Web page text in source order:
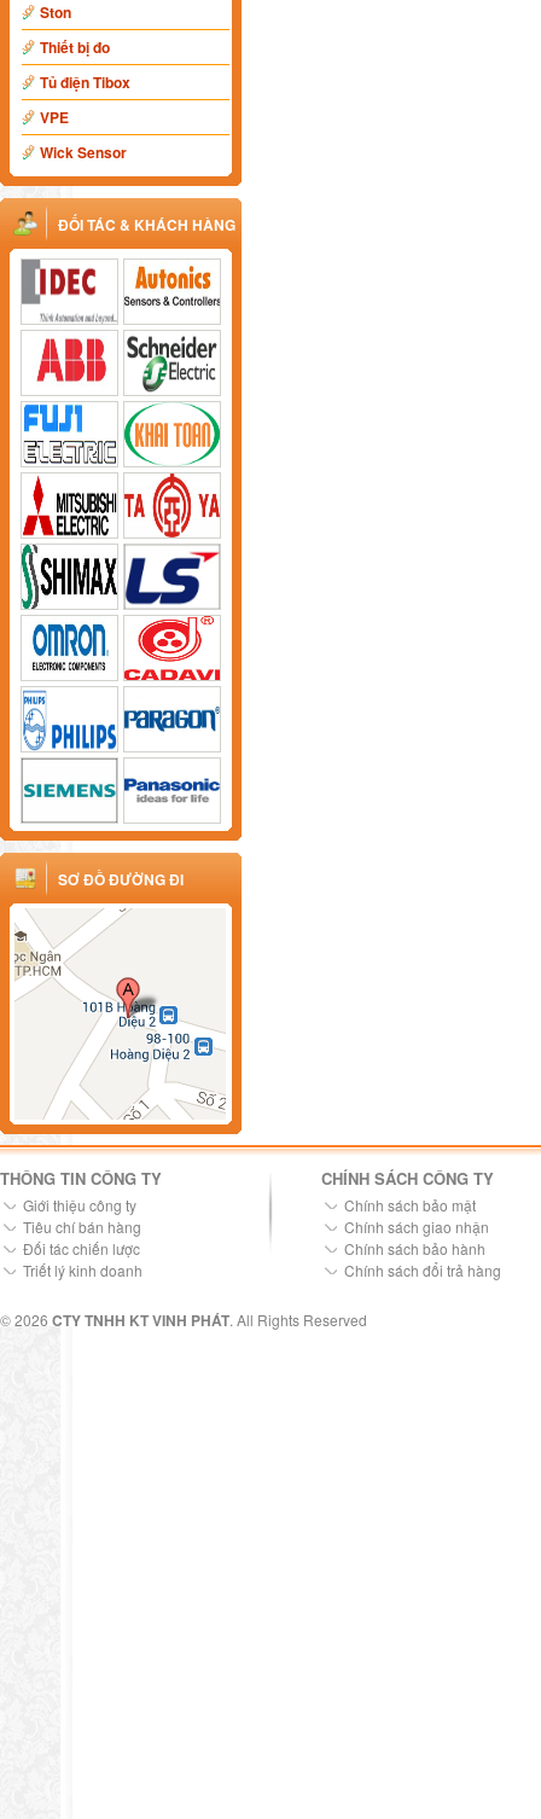
Ston
Thiết bị đo
Tủ điện Tibox
VPE
Wick Sensor
ĐỐI TÁC & KHÁCH HÀNG
SƠ ĐỒ ĐƯỜNG ĐI
THÔNG TIN CÔNG TY
Giới thiệu công ty
Tiêu chí bán hàng
Đối tác chiến lược
Triết lý kinh doanh
CHÍNH SÁCH CÔNG TY
Chính sách bảo mật
Chính sách giao nhận
Chính sách bảo hành
Chính sách đổi trả hàng
© 2026 CTY TNHH KT VINH PHÁT. All Rights Reserved